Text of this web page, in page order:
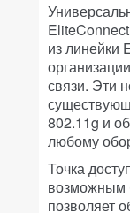
из линейки
связи. Эти
802.11g и
любому
Точка
возможным
позволяет